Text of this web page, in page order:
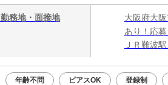
勤務地・面接地
大阪府大
あり！応
ＪＲ難波
年齢不問 ピアスOK 登録制